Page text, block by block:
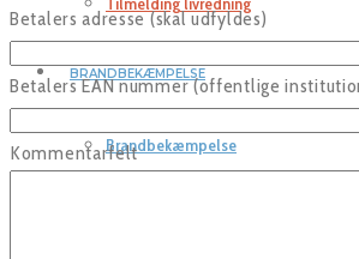
BRANDBEKÆMPELSE
Brandbekæmpelse
Detaljer om kursus i
Betalers adresse (skal udfyldes)
Betalers EAN nummer (offentlige
Kommentarfelt